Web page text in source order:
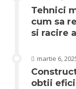
Tehnici
cum sa
si racire
martie 6,
obtii